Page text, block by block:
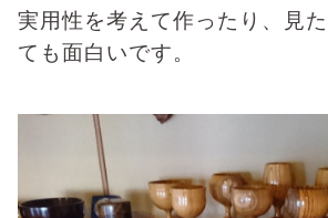
実用性を考えて作ったり、見
ても面白いです。